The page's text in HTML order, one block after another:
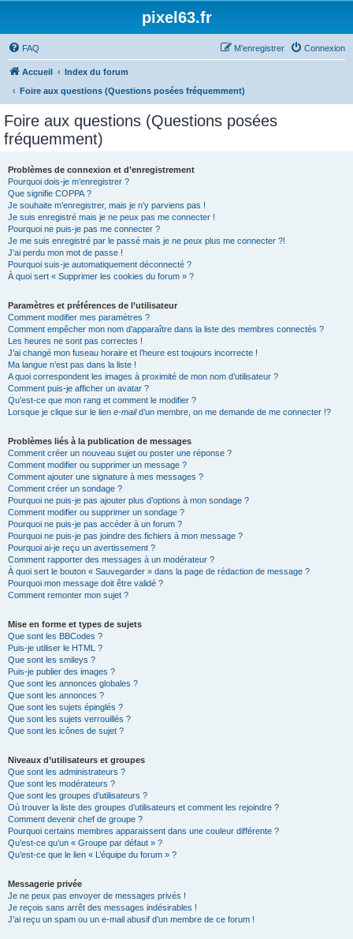
pixel63.fr
FAQ Connexion
M’enregistrer
Accueil
Index du forum
Foire aux questions (Questions posées fréquemment)
Foire aux questions (Questions posées
fréquemment)
Problèmes de connexion et d’enregistrement
Pourquoi dois-je m’enregistrer ?
Que signifie COPPA ?
Je souhaite m’enregistrer, mais je n’y parviens pas !
Je suis enregistré mais je ne peux pas me connecter !
Pourquoi ne puis-je pas me connecter ?
Je me suis enregistré par le passé mais je ne peux plus me connecter ?!
J’ai perdu mon mot de passe !
Pourquoi suis-je automatiquement déconnecté ?
À quoi sert « Supprimer les cookies du forum » ?
Paramètres et préférences de l’utilisateur
Comment modifier mes paramètres ?
Comment empêcher mon nom d’apparaître dans la liste des membres connectés ?
Les heures ne sont pas correctes !
J’ai changé mon fuseau horaire et l’heure est toujours incorrecte !
Ma langue n’est pas dans la liste !
A quoi correspondent les images à proximité de mon nom d’utilisateur ?
Comment puis-je afficher un avatar ?
Qu’est-ce que mon rang et comment le modifier ?
Lorsque je clique sur le lien e-maild’un membre, on me demande de me connecter !?
Problèmes liés à la publication de messages
Comment créer un nouveau sujet ou poster une réponse ?
Comment modifier ou supprimer un message ?
Comment ajouter une signature à mes messages ?
Comment créer un sondage ?
Pourquoi ne puis-je pas ajouter plus d’options à mon sondage ?
Comment modifier ou supprimer un sondage ?
Pourquoi ne puis-je pas accéder à un forum ?
Pourquoi ne puis-je pas joindre des fichiers à mon message ?
Pourquoi ai-je reçu un avertissement ?
Comment rapporter des messages à un modérateur ?
À quoi sert le bouton « Sauvegarder » dans la page de rédaction de message ?
Pourquoi mon message doit être validé ?
Comment remonter mon sujet ?
Mise en forme et types de sujets
Que sont les BBCodes ?
Puis-je utiliser le HTML ?
Que sont les smileys ?
Puis-je publier des images ?
Que sont les annonces globales ?
Que sont les annonces ?
Que sont les sujets épinglés ?
Que sont les sujets verrouillés ?
Que sont les icônes de sujet ?
Niveaux d’utilisateurs et groupes
Que sont les administrateurs ?
Que sont les modérateurs ?
Que sont les groupes d’utilisateurs ?
Où trouver la liste des groupes d’utilisateurs et comment les rejoindre ?
Comment devenir chef de groupe ?
Pourquoi certains membres apparaissent dans une couleur différente ?
Qu’est-ce qu’un « Groupe par défaut » ?
Qu’est-ce que le lien « L’équipe du forum » ?
Messagerie privée
Je ne peux pas envoyer de messages privés !
Je reçois sans arrêt des messages indésirables !
J’ai reçu un spam ou un e-mail abusif d’un membre de ce forum !